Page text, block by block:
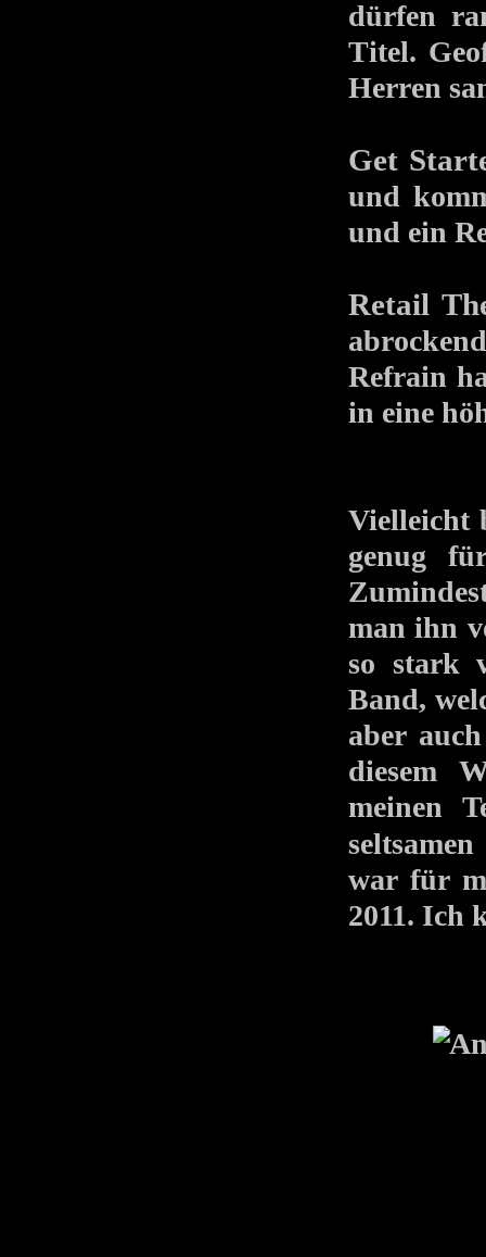
dürfen
Titel.
Herren
Get
und
und ein
Retail
Refrain
in eine
Vielleicht
genug
man ihn
so stark
Band,
aber
diesem
meinen
war für
2011. Ich